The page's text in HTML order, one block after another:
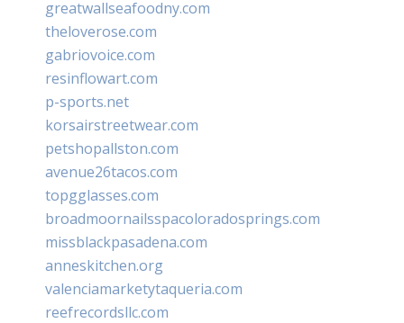
greatwallseafoodny.com
theloverose.com
gabriovoice.com
resinflowart.com
p-sports.net
korsairstreetwear.com
petshopallston.com
avenue26tacos.com
topgglasses.com
broadmoornailsspacoloradosprings.com
missblackpasadena.com
anneskitchen.org
valenciamarketytaqueria.com
reefrecordsllc.com